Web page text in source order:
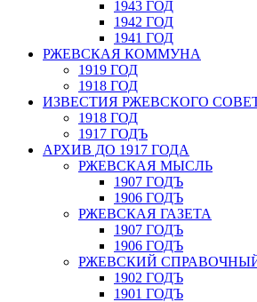
1943 ГОД
1942 ГОД
1941 ГОД
РЖЕВСКАЯ КОММУНА
1919 ГОД
1918 ГОД
ИЗВЕСТИЯ РЖЕВСКОГО
1918 ГОД
1917 ГОДЪ
АРХИВ ДО 1917 ГОДА
РЖЕВСКАЯ МЫСЛЬ
1907 ГОДЪ
1906 ГОДЪ
РЖЕВСКАЯ ГАЗЕТА
1907 ГОДЪ
1906 ГОДЪ
РЖЕВСКИЙ
1902 ГОДЪ
1901 ГОДЪ